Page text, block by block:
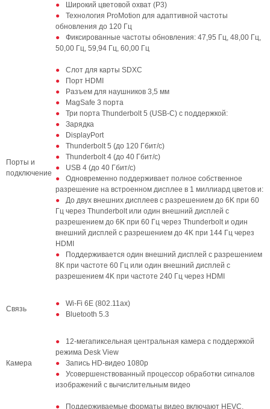
Широкий цветовой охват (P3)
Технология ProMotion для адаптивной частоты
обновления до 120 Гц
Фиксированные частоты обновления: 47,95 Гц, 48,00 Гц,
50,00 Гц, 59,94 Гц, 60,00 Гц
Порты и
подключение
Слот для карты SDXC
Порт HDMI
Разъем для наушников 3,5 мм
MagSafe 3 порта
Три порта Thunderbolt 5 (USB-C) с поддержкой:
Зарядка
DisplayPort
Thunderbolt 5 (до 120 Гбит/с)
Thunderbolt 4 (до 40 Гбит/с)
USB 4 (до 40 Гбит/с)
Одновременно поддерживает полное собственное
разрешение на встроенном дисплее в 1 миллиард цветов и:
До двух внешних дисплеев с разрешением до 6K при 60
Гц через Thunderbolt или один внешний дисплей с
разрешением до 6K при 60 Гц через Thunderbolt и один
внешний дисплей с разрешением до 4K при 144 Гц через
HDMI
Поддерживается один внешний дисплей с разрешением
8K при частоте 60 Гц или один внешний дисплей с
разрешением 4K при частоте 240 Гц через HDMI
Связь
Wi-Fi 6E (802.11ax)
Bluetooth 5.3
Камера
12-мегапиксельная центральная камера с поддержкой
режима Desk View
Запись HD-видео 1080p
Усовершенствованный процессор обработки сигналов
изображений с вычислительным видео
Поддерживаемые форматы видео включают HEVC,